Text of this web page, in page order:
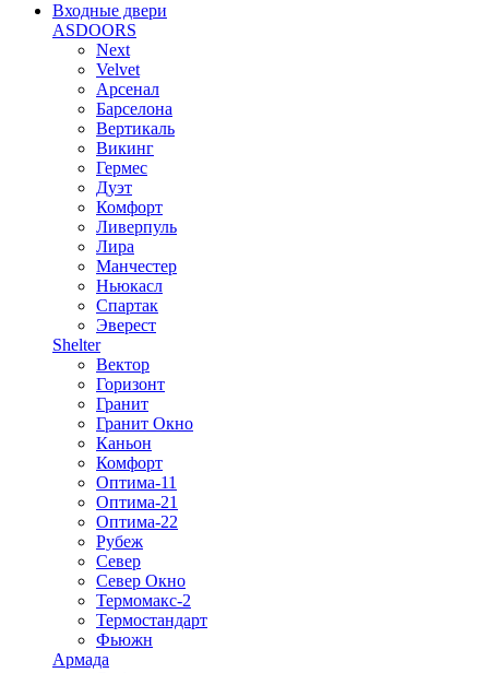
Входные двери
ASDOORS
Next
Velvet
Арсенал
Барселона
Вертикаль
Викинг
Гермес
Дуэт
Комфорт
Ливерпуль
Лира
Манчестер
Ньюкасл
Спартак
Эверест
Shelter
Вектор
Горизонт
Гранит
Гранит Окно
Каньон
Комфорт
Оптима-11
Оптима-21
Оптима-22
Рубеж
Север
Север Окно
Термомакс-2
Термостандарт
Фьюжн
Армада